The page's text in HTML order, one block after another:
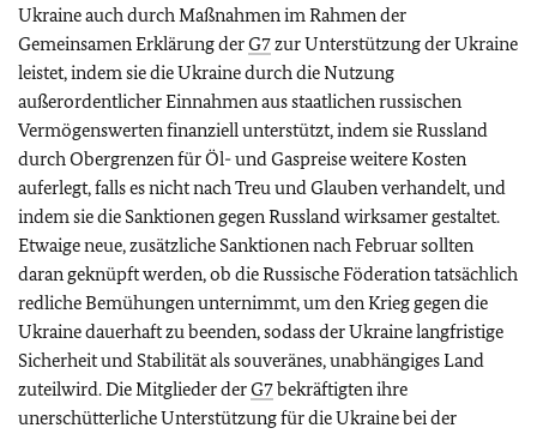
Ukraine auch durch Maßnahmen im Rahmen der
Gemeinsamen Erklärung derG7zur Unterstützung der Ukraine
leistet, indem sie die Ukraine durch die Nutzung
außerordentlicher Einnahmen aus staatlichen russischen
Vermögenswerten finanziell unterstützt, indem sie Russland
durch Obergrenzen für Öl- und Gaspreise weitere Kosten
auferlegt, falls es nicht nach Treu und Glauben verhandelt, und
indem sie die Sanktionen gegen Russland wirksamer gestaltet.
Etwaige neue, zusätzliche Sanktionen nach Februar sollten
daran geknüpft werden, ob die Russische Föderation tatsächlich
redliche Bemühungen unternimmt, um den Krieg gegen die
Ukraine dauerhaft zu beenden, sodass der Ukraine langfristige
Sicherheit und Stabilität als souveränes, unabhängiges Land
zuteilwird. Die Mitglieder derG7bekräftigten ihre
unerschütterliche Unterstützung für die Ukraine bei der